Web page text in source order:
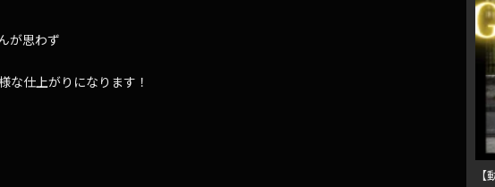
が思わず
な仕上がりになります！